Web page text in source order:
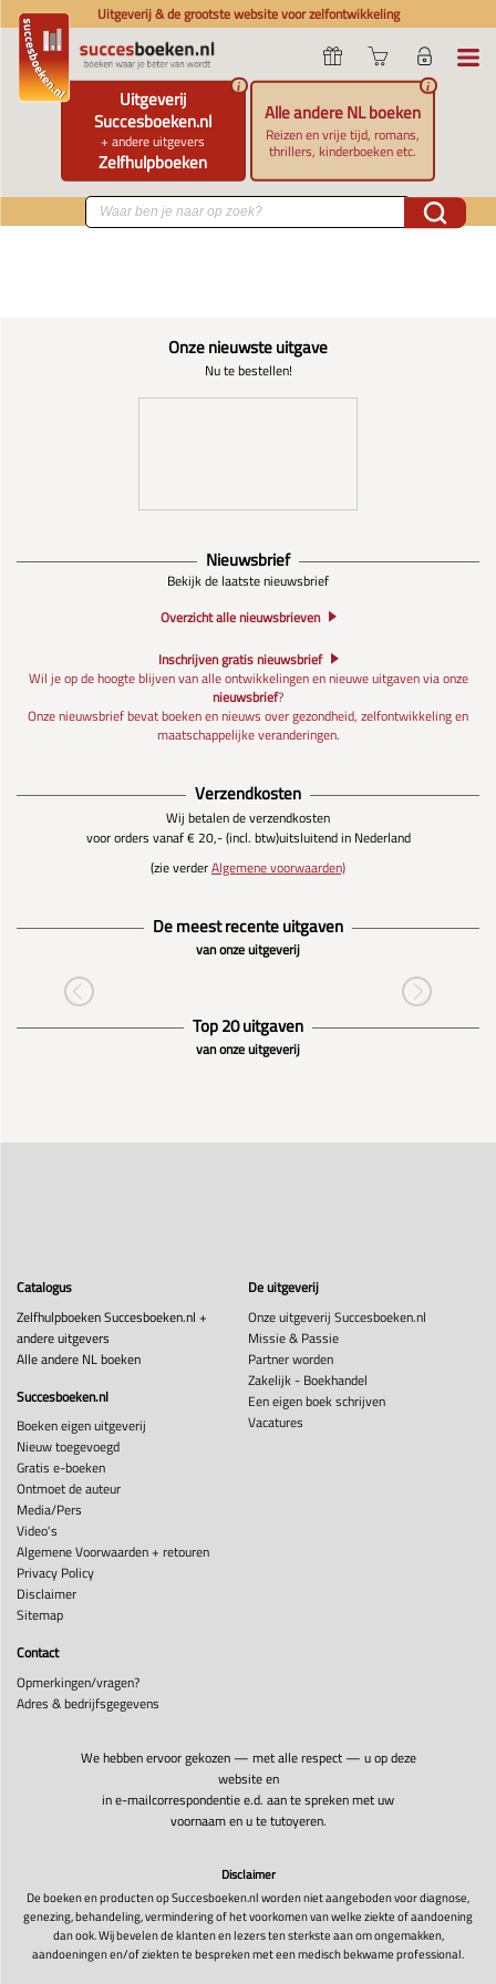
Uitgeverij & de grootste website voor zelfontwikkeling
Uitgeverij
Succesboeken.nl
+ andere uitgevers
Zelfhulpboeken
i
Alle andere NL boeken
Reizen en vrije tijd, romans,
thrillers, kinderboeken etc.
i
Onze nieuwste uitgave
Nu te bestellen!
Nieuwsbrief
Bekijk de laatste nieuwsbrief
Overzicht alle nieuwsbrieven
Inschrijven gratis nieuwsbrief
Wil je op de hoogte blijven van alle ontwikkelingen en nieuwe uitgaven via onze
nieuwsbrief?
Onze nieuwsbrief bevat boeken en nieuws over gezondheid, zelfontwikkeling en
maatschappelijke veranderingen.
Verzendkosten
Wij betalen de verzendkosten
voor orders vanaf € 20,- (incl. btw)uitsluitend in Nederland
(zie verderAlgemene voorwaarden)
De meest recente uitgaven
van onze uitgeverij
Top 20 uitgaven
van onze uitgeverij
Catalogus
Zelfhulpboeken Succesboeken.nl +
andere uitgevers
Alle andere NL boeken
Succesboeken.nl
Boeken eigen uitgeverij
Nieuw toegevoegd
Gratis e-boeken
Ontmoet de auteur
Media/Pers
Video's
Algemene Voorwaarden + retouren
Privacy Policy
Disclaimer
Sitemap
De uitgeverij
Onze uitgeverij Succesboeken.nl
Missie & Passie
Partner worden
Zakelijk - Boekhandel
Een eigen boek schrijven
Vacatures
Contact
Opmerkingen/vragen?
Adres & bedrijfsgegevens
We hebben ervoor gekozen — met alle respect — u op deze
website en
in e-mailcorrespondentie e.d. aan te spreken met uw
voornaam en u te tutoyeren.
Disclaimer
De boeken en producten op Succesboeken.nl worden niet aangeboden voor diagnose,
genezing, behandeling, vermindering of het voorkomen van welke ziekte of aandoening
dan ook. Wij bevelen de klanten en lezers ten sterkste aan om ongemakken,
aandoeningen en/of ziekten te bespreken met een medisch bekwame professional.